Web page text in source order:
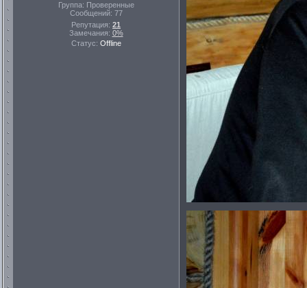
Группа: Проверенные
Сообщений: 77
Репутация: 21
Замечания: 0%
Статус: Offline